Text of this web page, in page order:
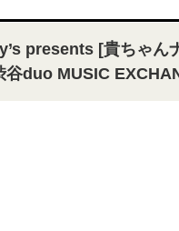
presents [貴ちゃん
duo MUSIC